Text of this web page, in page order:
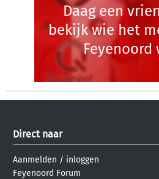
Daag een
bekijk wie het
Feyenoord
Direct naar
Aanmelden / inloggen
Feyenoord Forum